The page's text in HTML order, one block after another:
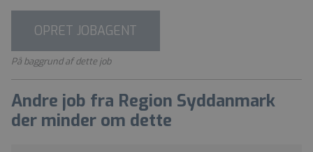
OPRET JOBAGENT
På baggrund af dette job
Andre job fra Region Syddanmark
der minder om dette